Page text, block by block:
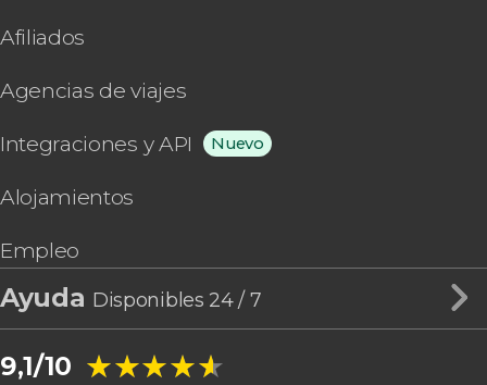
Afiliados
Agencias de viajes
Integraciones y API Nuevo
Alojamientos
Empleo
Ayuda Disponibles 24 / 7
9,1/10 ★★★★★
★★★★★